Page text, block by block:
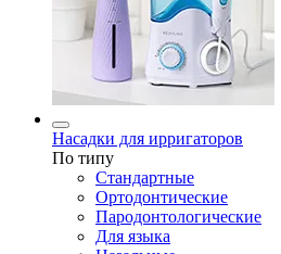
Насадки для ирригаторов
По типу
Стандартные
Ортодонтические
Пародонтологические
Для языка